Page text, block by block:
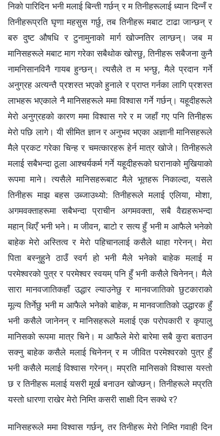
निको पारिदिन भनी मलाई बिन्ती गर्छन् र म तिनीहरूलाई ध्यान दिन्‍नँ र
तिनीहरूप्रति घृणा महसुस गर्छु, तब तिनीहरू मबाट टाढा जान्छन् र
बरु दुष्ट औषधि र टुनामुनाको मार्ग खोज्नतिर लाग्छन्। जब म
मानिसहरूले मबाट माग गरेका सबैथोक खोस्छु, तिनीहरू सबैजना कुनै
नामनिसानविनै गायब हुन्छन्। त्यसैले त म भन्छु, मैले प्रदान गर्ने
अनुग्रह अत्यन्तै प्रशस्त भएको हुनाले र प्राप्त गर्नका लागि प्रशस्त
लाभहरू भएकाले नै मानिसहरूले ममा विश्‍वास गर्ने गर्छन्। यहूदीहरूले
मेरो अनुग्रहको कारण ममा विश्‍वास गरे र म जहाँ गए पनि तिनीहरू
मेरो पछि लागे। यी सीमित ज्ञान र अनुभव भएका अज्ञानी मानिसहरूले
मैले प्रकट गरेका चिन्ह र चमत्कारहरू हेर्न मात्र खोजे। तिनीहरूले
मलाई सबैभन्दा ठूला आश्‍चर्यकर्म गर्ने यहूदीहरूको घरानाको मुखियाको
रूपमा माने। त्यसैले मानिसहरूबाट मैले भूतहरू निकाल्दा, यसले
तिनीहरू माझ बहस उब्जाउथ्यो: तिनीहरूले मलाई एलिया, मोशा,
अगमवक्ताहरूमा सबैभन्दा प्राचीन अगमवक्ता, सबै वैद्यहरूभन्दा
महान् थिएँ भनी भने। म जीवन, बाटो र सत्य हुँ भनी म आफैले भनेको
बाहेक मेरो अस्तित्व र मेरो पहिचानलाई कसैले थाहा गरेनन्। मेरा
पिता बस्नुहुने ठाउँ स्वर्ग हो भनी मैले भनेको बाहेक मलाई म
परमेश्‍वरको पुत्र र परमेश्‍वर स्वयम् पनि हुँ भनी कसैले चिनेनन्। मैले
सारा मानवजातिकहाँ उद्धार ल्याउनेछु र मानवजातिको छुटकाराको
मूल्य तिर्नेछु भनी म आफैले भनेको बाहेक, म मानवजातिको उद्धारक हुँ
भनी कसैले जानेनन् र मानिसहरूले मलाई एक परोपकारी र कृपालु
मानिसको रूपमा मात्र चिने। म आफैले मेरो बारेमा सबै कुरा बताउन
सक्नु बाहेक कसैले मलाई चिनेनन् र म जीवित परमेश्‍वरको पुत्र हुँ
भनी कसैले मलाई विश्‍वास गरेनन्। मप्रति मानिसको विश्‍वास यस्तो
छ र तिनीहरू मलाई यसरी मूर्ख बनाउन खोज्छन्। तिनीहरूले मप्रति
यस्तो धारणा राखेर मेरो निम्ति कसरी साक्षी दिन सक्थे र?
मानिसहरूले ममा विश्‍वास गर्छन्, तर तिनीहरू मेरो निम्ति गवाही दिन